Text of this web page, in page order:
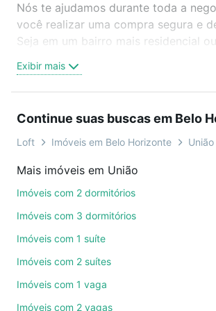
Nós te ajudamos durante toda a
você realizar uma compra segura e
Seja em um bairro mais residencial
oferta ideal de Imóveis com 4
União, Belo Horizonte, MG para
videochamada, é grátis, sem
ainda conta com mais de 46 mil
de imóveis.
ruas, bairros e até condomínios
também pode usar os filtros como
quartos, suítes, com ou sem vaga de
Exibir mais
Continue suas buscas em Belo
Loft Imóveis em Belo Horizonte União
Mais imóveis em União
Imóveis com 2 dormitórios
Imóveis com 3 dormitórios
Imóveis com 1 suíte
Imóveis com 2 suítes
Imóveis com 1 vaga
Imóveis com 2 vagas